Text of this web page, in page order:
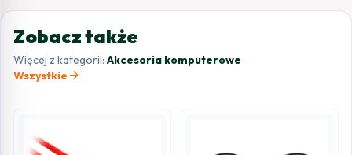
Zobacz także
Więcej z kategorii: Akcesoria komputerowe
Wszystkie arrow_forward